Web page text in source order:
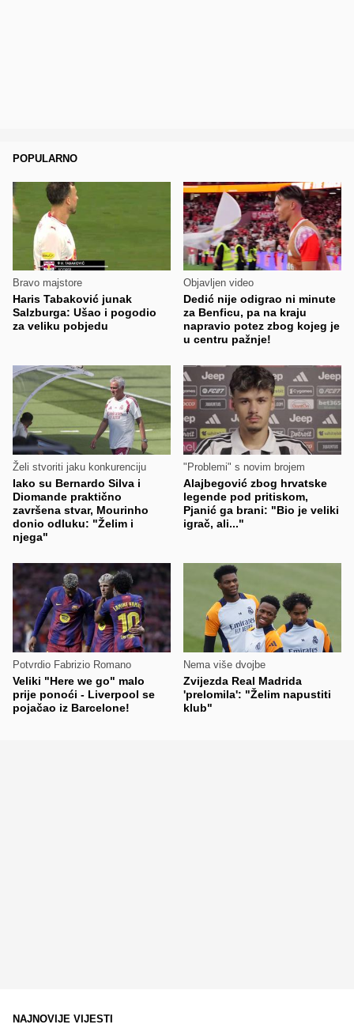
POPULARNO
Bravo majstore
Haris Tabaković junak
Salzburga: Ušao i pogodio
za veliku pobjedu
Objavljen video
Dedić nije odigrao ni minute
za Benficu, pa na kraju
napravio potez zbog kojeg je
u centru pažnje!
Želi stvoriti jaku konkurenciju
Iako su Bernardo Silva i
Diomande praktično
završena stvar, Mourinho
donio odluku: "Želim i
njega"
"Problemi" s novim brojem
Alajbegović zbog hrvatske
legende pod pritiskom,
Pjanić ga brani: "Bio je veliki
igrač, ali..."
Potvrdio Fabrizio Romano
Veliki "Here we go" malo
prije ponoći - Liverpool se
pojačao iz Barcelone!
Nema više dvojbe
Zvijezda Real Madrida
'prelomila': "Želim napustiti
klub"
NAJNOVIJE VIJESTI